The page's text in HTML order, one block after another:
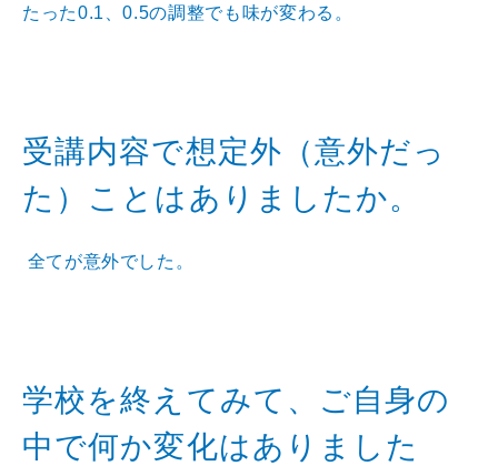
たった0.1、0.5の調整でも味が変わる。
受講内容で想定外（意外だっ
た）ことはありましたか。
全てが意外でした。
学校を終えてみて、ご自身の
中で何か変化はありました